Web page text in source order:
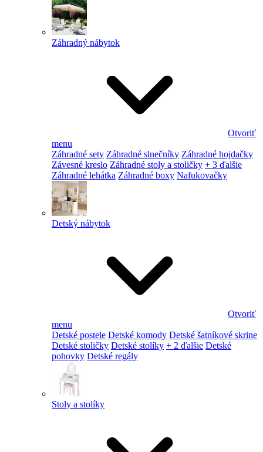
Záhradný nábytok
Otvoriť
menu
Záhradné sety Záhradné slnečníky Záhradné hojdačky
Závesné kreslo Záhradné stoly a stoličky + 3 ďalšie
Záhradné lehátka Záhradné boxy Nafukovačky
Detský nábytok
Otvoriť
menu
Detské postele Detské komody Detské šatníkové skrine
Detské stoličky Detské stolíky + 2 ďalšie Detské
pohovky Detské regály
Stoly a stolíky